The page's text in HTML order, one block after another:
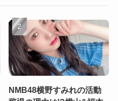
NMB48横野すみれの活動